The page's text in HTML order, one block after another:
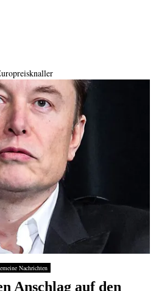
Nachrichten
Anschlag auf den